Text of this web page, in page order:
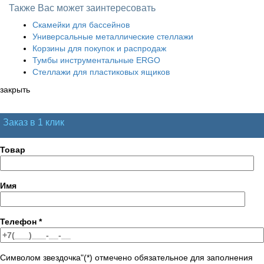
Также Вас может заинтересовать
Скамейки для бассейнов
Универсальные металлические стеллажи
Корзины для покупок и распродаж
Тумбы инструментальные ERGO
Стеллажи для пластиковых ящиков
закрыть
Заказ в 1 клик
Товар
Имя
Телефон *
Символом звездочка"(*) отмечено обязательное для заполнения